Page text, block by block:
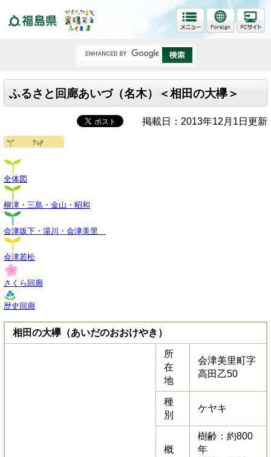
ふるさと回廊あいづ（名木）＜相田の大欅＞
掲載日：2013年12月1日更新
全体図
柳津・三島・金山・昭和
会津坂下・湯川・会津美里
会津若松
さくら回廊
歴史回廊
相田の大欅（あいだのおおけやき）
所
在
地
会津美里町字
高田乙50
種
別
ケヤキ
概
樹齢：約800
年